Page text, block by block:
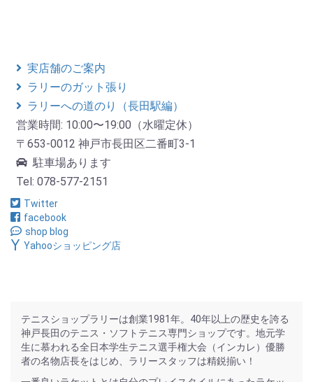
実店舗のご案内
ラリーのガット張り
ラリーへの道のり（長田駅編）
営業時間: 10:00〜19:00（水曜定休）
〒653-0012 神戸市長田区二番町3-1
駐車場あります
Tel: 078-577-2151
Twitter
facebook
shop blog
Yahooショッピング店
テニスショップラリーは創業1981年。40年以上の歴史を誇る
神戸長田のテニス・ソフトテニス専門ショップです。地元学
生に慕われる全日本学生テニス選手権大会（インカレ）優勝
者の名物店長をはじめ、ラリースタッフは精鋭揃い！